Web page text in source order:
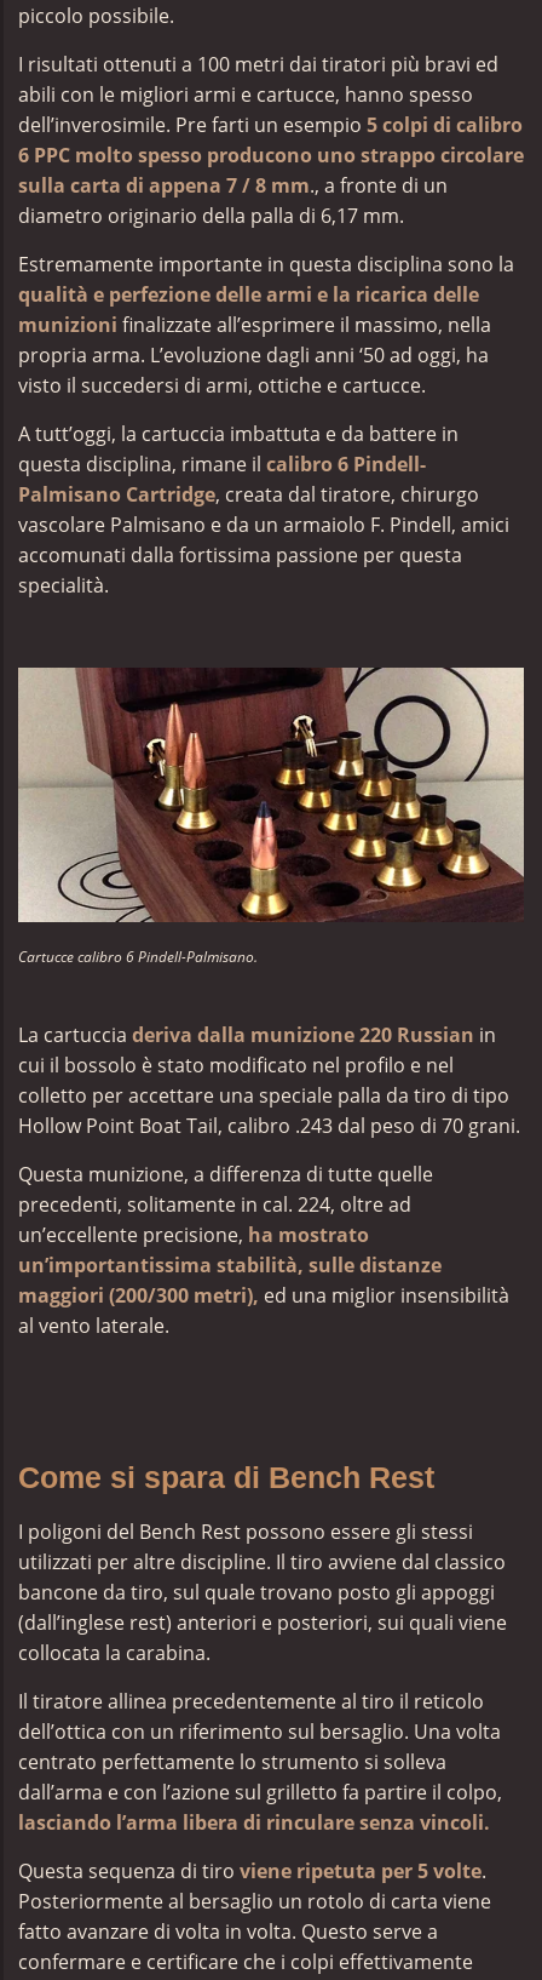
piccolo possibile.
I risultati ottenuti a 100 metri dai tiratori più bravi ed
abili con le migliori armi e cartucce, hanno spesso
dell’inverosimile. Pre farti un esempio 5 colpi di calibro
6 PPC molto spesso producono uno strappo circolare
sulla carta di appena 7 / 8 mm., a fronte di un
diametro originario della palla di 6,17 mm.
Estremamente importante in questa disciplina sono la
qualità e perfezione delle armi e la ricarica delle
munizioni finalizzate all’esprimere il massimo, nella
propria arma. L’evoluzione dagli anni ‘50 ad oggi, ha
visto il succedersi di armi, ottiche e cartucce.
A tutt’oggi, la cartuccia imbattuta e da battere in
questa disciplina, rimane il calibro 6 Pindell-
Palmisano Cartridge, creata dal tiratore, chirurgo
vascolare Palmisano e da un armaiolo F. Pindell, amici
accomunati dalla fortissima passione per questa
specialità.
Cartucce calibro 6 Pindell-Palmisano.
La cartuccia deriva dalla munizione 220 Russian in
cui il bossolo è stato modificato nel profilo e nel
colletto per accettare una speciale palla da tiro di tipo
Hollow Point Boat Tail, calibro .243 dal peso di 70 grani.
Questa munizione, a differenza di tutte quelle
precedenti, solitamente in cal. 224, oltre ad
un’eccellente precisione, ha mostrato
un’importantissima stabilità, sulle distanze
maggiori (200/300 metri), ed una miglior insensibilità
al vento laterale.
Come si spara di Bench Rest
I poligoni del Bench Rest possono essere gli stessi
utilizzati per altre discipline. Il tiro avviene dal classico
bancone da tiro, sul quale trovano posto gli appoggi
(dall’inglese rest) anteriori e posteriori, sui quali viene
collocata la carabina.
Il tiratore allinea precedentemente al tiro il reticolo
dell’ottica con un riferimento sul bersaglio. Una volta
centrato perfettamente lo strumento si solleva
dall’arma e con l’azione sul grilletto fa partire il colpo,
lasciando l’arma libera di rinculare senza vincoli.
Questa sequenza di tiro viene ripetuta per 5 volte.
Posteriormente al bersaglio un rotolo di carta viene
fatto avanzare di volta in volta. Questo serve a
confermare e certificare che i colpi effettivamente